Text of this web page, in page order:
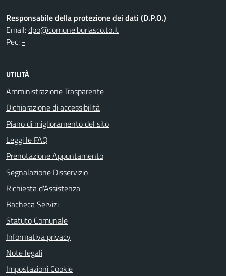
Responsabile della protezione dei dati (D.P.O.)
Email:dpo@comune.buriasco.to.it
Pec: -
UTILITÀ
Amministrazione Trasparente
Dichiarazione di accessibilità
Piano di miglioramento del sito
Leggi le FAQ
Prenotazione Appuntamento
Segnalazione Disservizio
Richiesta d'Assistenza
Bacheca Servizi
Statuto Comunale
Informativa privacy
Note legali
Impostazioni Cookie